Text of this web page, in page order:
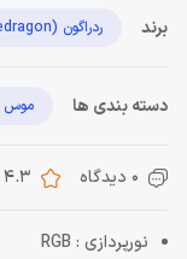
برند ردراگون (Redragon)
دسته بندی ها موس
0 دیدگاه 4.3
نورپردازی : RGB